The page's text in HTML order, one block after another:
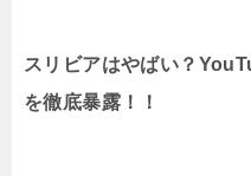
スリビアはやばい？
を徹底暴露！！